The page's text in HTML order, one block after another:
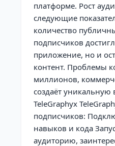
платформе. Рост
следующие
количество
подписчиков
приложение, но и
контент. Проблемы
миллионов,
создаёт
TeleGraphyx
подписчиков:
навыков и кода
аудиторию,